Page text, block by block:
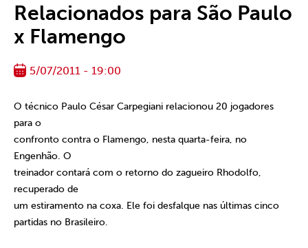
Relacionados para São Paulo
x Flamengo
5/07/2011 - 19:00
O técnico Paulo César Carpegiani relacionou 20 jogadores
para o
confronto contra o Flamengo, nesta quarta-feira, no
Engenhão. O
treinador contará com o retorno do zagueiro Rhodolfo,
recuperado de
um estiramento na coxa. Ele foi desfalque nas últimas cinco
partidas no Brasileiro.